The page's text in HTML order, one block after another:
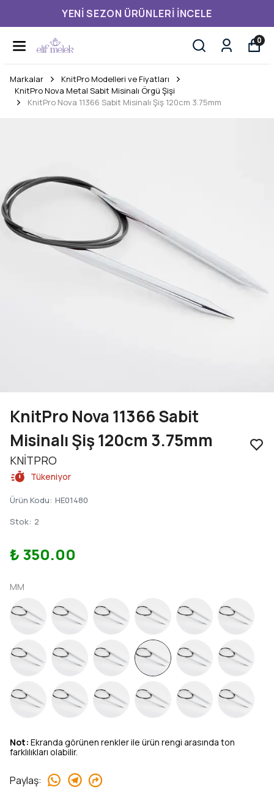
YENI SEZON ÜRÜNLERI İNCELE
0
Markalar
KnitPro Modelleri ve Fiyatları
KnitPro Nova Metal Sabit Misinalı Örgü Şişi
KnitPro Nova 11366 Sabit Misinalı Şiş 120cm 3.75mm
KnitPro Nova 11366 Sabit
Misinalı Şiş 120cm 3.75mm
KNİTPRO
Tükeniyor
Ürün Kodu: HE01480
Stok: 2
₺ 350.00
MM
Not: Ekranda görünen renkler ile ürün rengi arasında ton
farklılıkları olabilir.
Paylaş: